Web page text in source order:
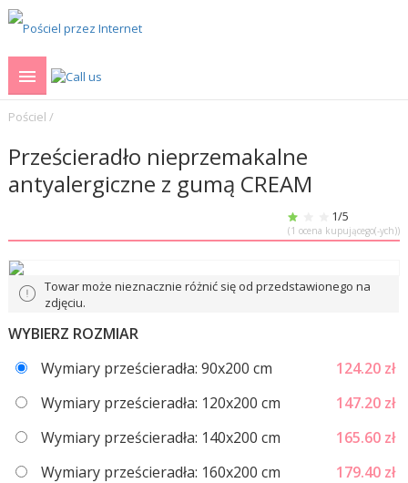
Pościel /
Prześcieradło nieprzemakalne
antyalergiczne z gumą CREAM
1/5
(1 ocena kupującego(-ych))
Towar może nieznacznie różnić się od przedstawionego na
zdjęciu.
WYBIERZ ROZMIAR
Wymiary prześcieradła: 90x200 сm
124.20 zł
Wymiary prześcieradła: 120x200 cm
147.20 zł
Wymiary prześcieradła: 140x200 cm
165.60 zł
Wymiary prześcieradła: 160x200 cm
179.40 zł